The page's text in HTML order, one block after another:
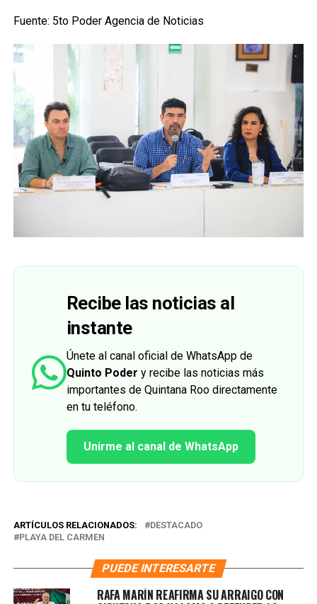
Fuente: 5to Poder Agencia de Noticias
Recibe las noticias al
instante
Únete al canal oficial de WhatsApp de
Quinto Poder y recibe las noticias más
importantes de Quintana Roo directamente
en tu teléfono.
Unirme al canal de WhatsApp
ARTÍCULOS RELACIONADOS:
DESTACADO
PLAYA DEL CARMEN
PUEDE INTERESARTE
RAFA MARÍN REAFIRMA SU ARRAIGO CON